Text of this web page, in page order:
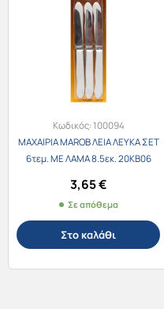
Κωδικός:100094
ΜΑΧΑΙΡΙΑ MAROB ΛΕΙΑ ΛΕΥΚΑ ΣΕΤ
6τεμ. ΜΕ ΛΑΜΑ 8.5εκ. 20ΚΒ06
3,65€
Σε απόθεμα
Στο καλάθι